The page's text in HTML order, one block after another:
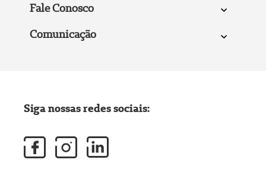
Fale Conosco
Comunicação
Siga nossas redes sociais: